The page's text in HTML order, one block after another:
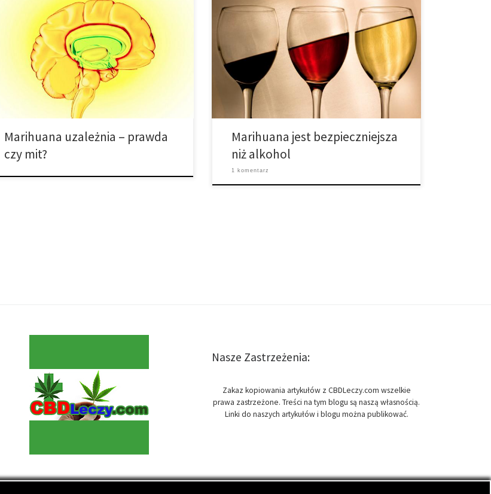
Podczas, gdy niektórzy użytkownicy marihuany
twierdzą, że marihuana nie uzależnia, inni uważają, iż
jest wręcz przeciwnie. Prawdą jest, że marihuana jest
mniej uzależniająca niż tytoń lub inne substancje.
Ponadto, niektórzy użytkownicy nie doświadczają
wcale syndromów uzależnienia takich jak potężne
pragnienie sięgnięcia po nią lub objawy odstawienia.
Jeszcze inni tracą kontrolę […]
Marihuana uzależnia – prawda
czy mit?
Według sondażu z 2014 roku, siedem na dziesięciu
Amerykanów uważa, że alkohol jest bardziej
szkodliwy niż marihuana – i mają oni rację. Najczęściej
wymienianym powodem tego przekonania jest to, że
marihuana nigdy nie spowodowała bezpośrednio
śmierci, podczas gdy przez alkohol umiera wiele
istnień ludzkich rocznie. Według Światowej
Organizacji Zdrowia, było […]
Marihuana jest bezpieczniejsza
niż alkohol
1 komentarz
Nasze Zastrzeżenia:
Zakaz kopiowania artykułów z CBDLeczy.com wszelkie
prawa zastrzeżone. Treści na tym blogu są naszą własnością.
Linki do naszych artykułów i blogu można publikować.